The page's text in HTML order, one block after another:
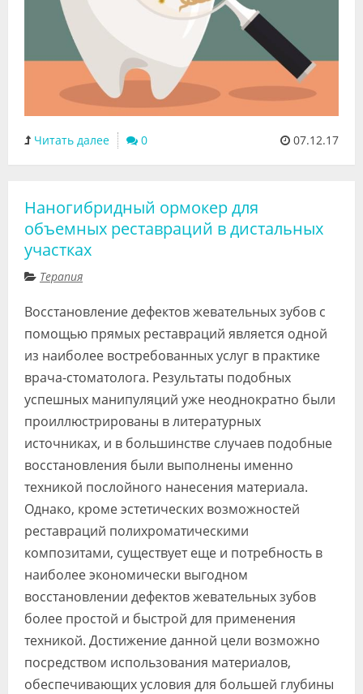
Читать далее 0 07.12.17
Наногибридный ормокер для
объемных реставраций в дистальных
участках
Терапия
Восстановление дефектов жевательных зубов с
помощью прямых реставраций является одной
из наиболее востребованных услуг в практике
врача-стоматолога. Результаты подобных
успешных манипуляций уже неоднократно были
проиллюстрированы в литературных
источниках, и в большинстве случаев подобные
восстановления были выполнены именно
техникой послойного нанесения материала.
Однако, кроме эстетических возможностей
реставраций полихроматическими
композитами, существует еще и потребность в
наиболее экономически выгодном
восстановлении дефектов жевательных зубов
более простой и быстрой для применения
техникой. Достижение данной цели возможно
посредством использования материалов,
обеспечивающих условия для большей глубины